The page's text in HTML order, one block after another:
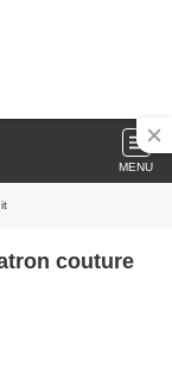
MENU
couture